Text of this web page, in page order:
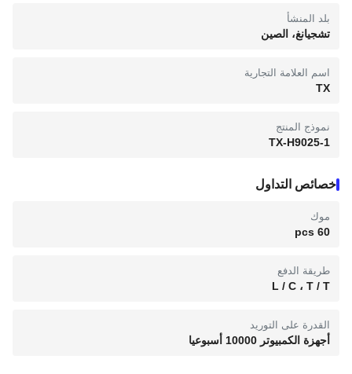
بلد المنشأ
تشجيانغ، الصين
اسم العلامة التجارية
TX
نموذج المنتج
TX-H9025-1
خصائص التداول
موك
60 pcs
طريقة الدفع
L / C ، T / T
القدرة على التوريد
أجهزة الكمبيوتر 10000 أسبوعيا